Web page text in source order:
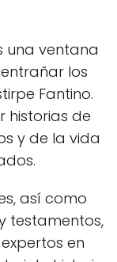
una ventana
los
Fantino.
historias de
y de la vida
así como
testamentos,
en